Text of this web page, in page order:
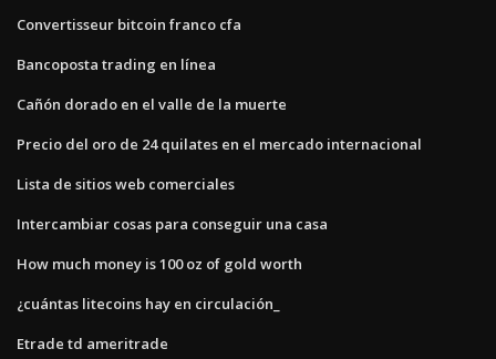
Convertisseur bitcoin franco cfa
Bancoposta trading en línea
Cañón dorado en el valle de la muerte
Precio del oro de 24 quilates en el mercado internacional
Lista de sitios web comerciales
Intercambiar cosas para conseguir una casa
How much money is 100 oz of gold worth
¿cuántas litecoins hay en circulación_
Etrade td ameritrade